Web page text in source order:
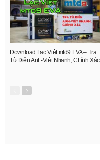
Download Lạc Việt mtd9 EVA – Tra
Từ Điến Anh-Việt Nhanh, Chính Xác